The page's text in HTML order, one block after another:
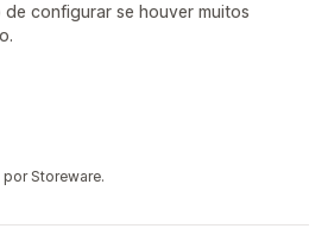
configurar se houver muitos
Storeware.